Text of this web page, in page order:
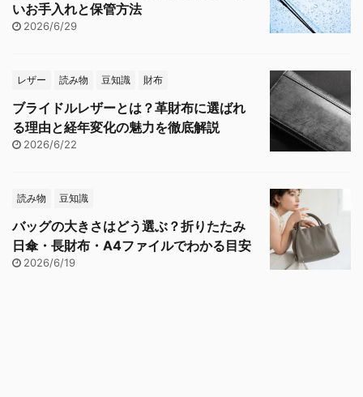
いお手入れと保管方法
2026/6/29
レザー 読み物 豆知識 財布
ブライドルレザーとは？革財布に選ばれ
る理由と経年変化の魅力を徹底解説
2026/6/22
読み物 豆知識
バッグの大きさはどう選ぶ？折りたたみ
日傘・長財布・A4ファイルでわかる目安
2026/6/19